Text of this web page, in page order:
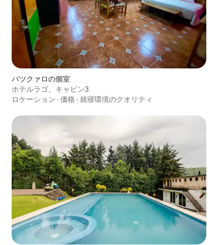
パツクァロの個室
ホテルラゴ。キャビン3
ロケーション · 価格 · 就寝環境のクオリティ